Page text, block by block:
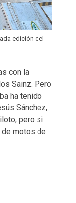
edición del
con la
Sainz. Pero
ha tenido
Sánchez,
pero si
de motos de